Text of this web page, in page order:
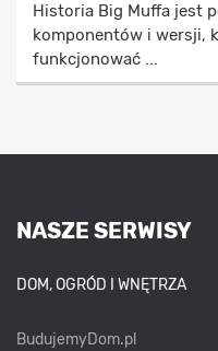
Historia Big Muffa jest
komponentów i wersji,
funkcjonować ...
NASZE SERWISY
DOM, OGRÓD I WNĘTRZA
BudujemyDom.pl